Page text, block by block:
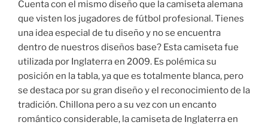
Cuenta con el mismo diseño que la camiseta alemana
que visten los jugadores de fútbol profesional. Tienes
una idea especial de tu diseño y no se encuentra
dentro de nuestros diseños base? Esta camiseta fue
utilizada por Inglaterra en 2009. Es polémica su
posición en la tabla, ya que es totalmente blanca, pero
se destaca por su gran diseño y el reconocimiento de la
tradición. Chillona pero a su vez con un encanto
romántico considerable, la camiseta de Inglaterra en